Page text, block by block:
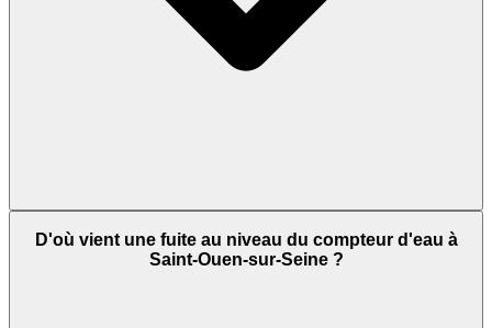
D'où vient une fuite au niveau du compteur d'eau à
Saint-Ouen-sur-Seine ?